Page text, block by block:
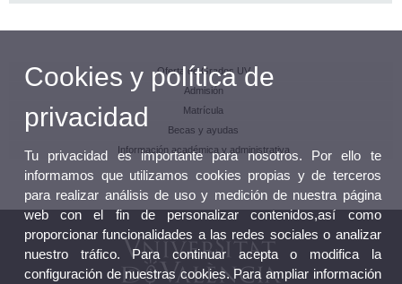
Oferta de Grados UV
Admisión
Matrícula
Becas y ayudas
Información académica y administrativa
Cookies y política de
privacidad
Tu privacidad es importante para nosotros. Por ello te
informamos que utilizamos cookies propias y de terceros
para realizar análisis de uso y medición de nuestra página
web con el fin de personalizar contenidos,así como
proporcionar funcionalidades a las redes sociales o analizar
nuestro tráfico. Para continuar acepta o modifica la
configuración de nuestras cookies. Para ampliar información